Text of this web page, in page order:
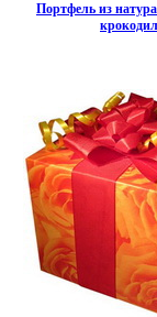
Портфель из